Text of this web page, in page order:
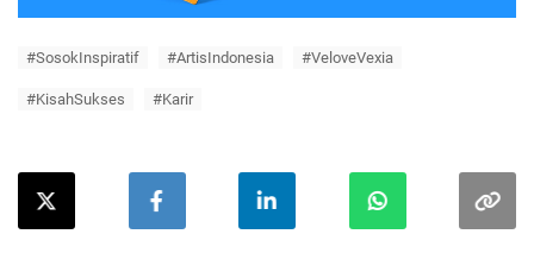
#SosokInspiratif #ArtisIndonesia #VeloveVexia
#KisahSukses #Karir